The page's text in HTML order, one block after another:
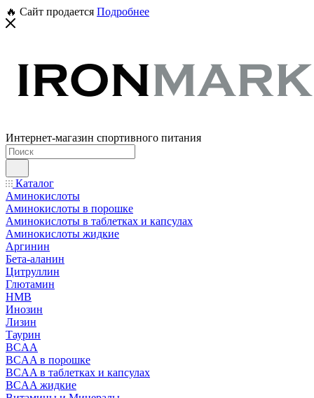
🔥 Сайт продается Подробнее
Интернет-магазин спортивного питания
Каталог
Аминокислоты
Аминокислоты в порошке
Аминокислоты в таблетках и капсулах
Аминокислоты жидкие
Аргинин
Бета-аланин
Цитруллин
Глютамин
HMB
Инозин
Лизин
Таурин
BCAA
BCAA в порошке
BCAA в таблетках и капсулах
BCAA жидкие